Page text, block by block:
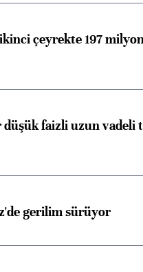
çeyrekte 197
düşük faizli uzun vadeli
gerilim sürüyor